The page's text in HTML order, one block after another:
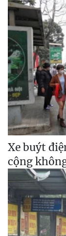
Xe buýt
cộng